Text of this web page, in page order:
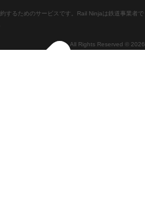
セビリアまでの列車
アリカンテまでの列車All Rights Reserved © 2026
するためのサービスです。Rail Ninjaは鉄道事業者で